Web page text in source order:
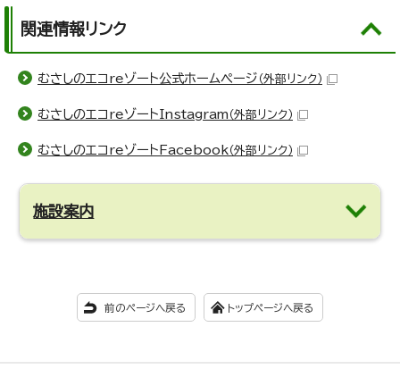
関連情報リンク
むさしのエコreゾート公式ホームページ （外部リンク）
むさしのエコreゾートInstagram （外部リンク）
むさしのエコreゾートFacebook（外部リンク）
施設案内
前のページへ戻る トップページへ戻る